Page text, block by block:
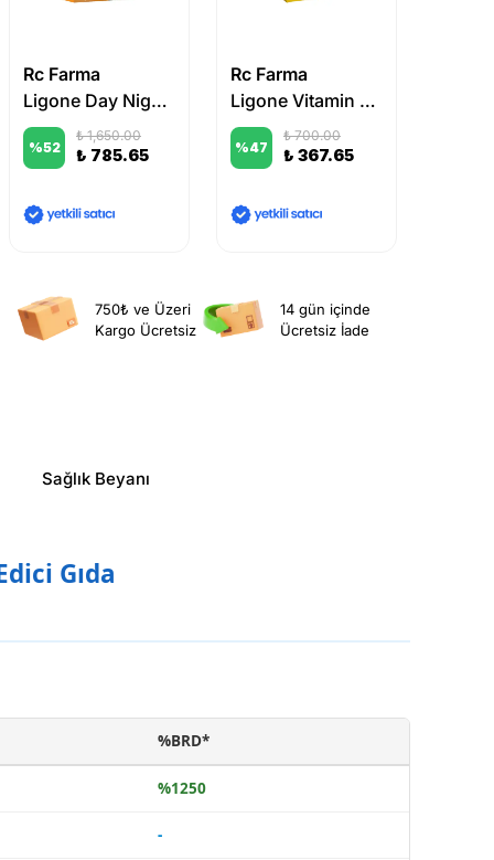
Rc Farma
Ligone Day Night Takviye Edici Gıda 30+30 Kapsül
%52
₺ 1,650.00
₺ 785.65
Rc Farma
Ligone Vitamin D3 1.000 IU 100 Softgel
%47
₺ 700.00
₺ 367.65
750₺ ve Üzeri
Kargo Ücretsiz
14 gün içinde
Ücretsiz İade
Sağlık Beyanı
Gıda
%BRD*
%1250
-